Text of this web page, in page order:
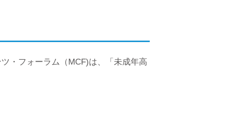
・フォーラム（MCF)は、「未成年高